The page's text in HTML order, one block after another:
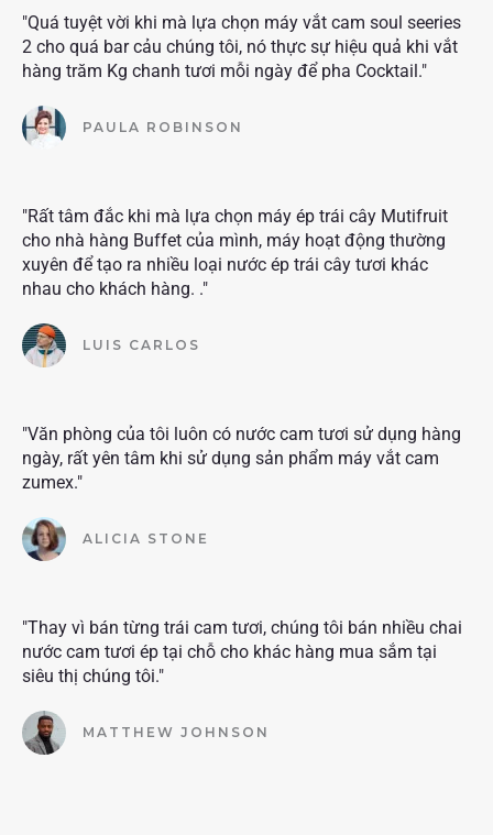
"Quá tuyệt vời khi mà lựa chọn máy vắt cam soul seeries
2 cho quá bar cảu chúng tôi, nó thực sự hiệu quả khi vắt
hàng trăm Kg chanh tươi mỗi ngày để pha Cocktail."
PAULA ROBINSON
"Rất tâm đắc khi mà lựa chọn máy ép trái cây Mutifruit
cho nhà hàng Buffet của mình, máy hoạt động thường
xuyên để tạo ra nhiều loại nước ép trái cây tươi khác
nhau cho khách hàng. ."
LUIS CARLOS
"Văn phòng của tôi luôn có nước cam tươi sử dụng hàng
ngày, rất yên tâm khi sử dụng sản phẩm máy vắt cam
zumex."
ALICIA STONE
"Thay vì bán từng trái cam tươi, chúng tôi bán nhiều chai
nước cam tươi ép tại chỗ cho khác hàng mua sắm tại
siêu thị chúng tôi."
MATTHEW JOHNSON